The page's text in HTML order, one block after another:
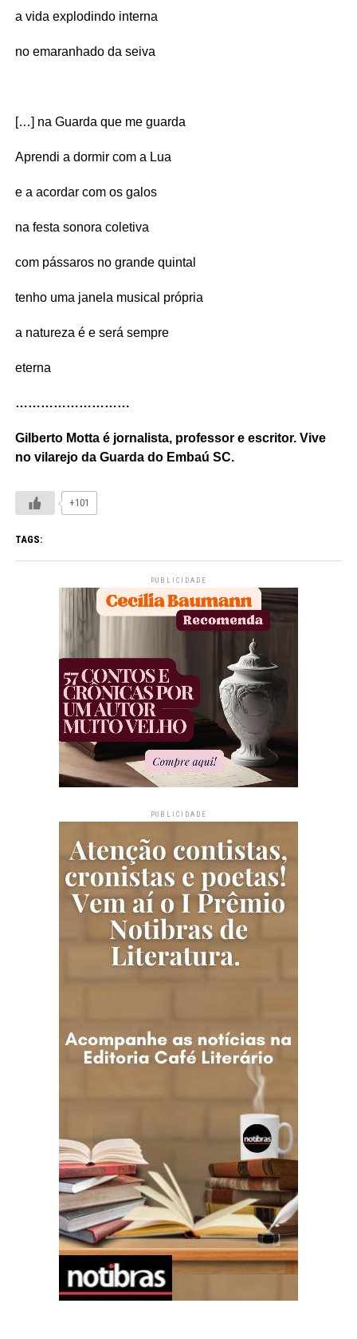
a vida explodindo interna
no emaranhado da seiva
[…] na Guarda que me guarda
Aprendi a dormir com a Lua
e a acordar com os galos
na festa sonora coletiva
com pássaros no grande quintal
tenho uma janela musical própria
a natureza é e será sempre
eterna
………………………
Gilberto Motta é jornalista, professor e escritor. Vive
no vilarejo da Guarda do Embaú SC.
+101
TAGS:
PUBLICIDADE
PUBLICIDADE